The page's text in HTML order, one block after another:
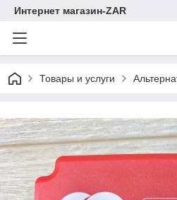
Интернет магазин-ZAR
Товары и услуги